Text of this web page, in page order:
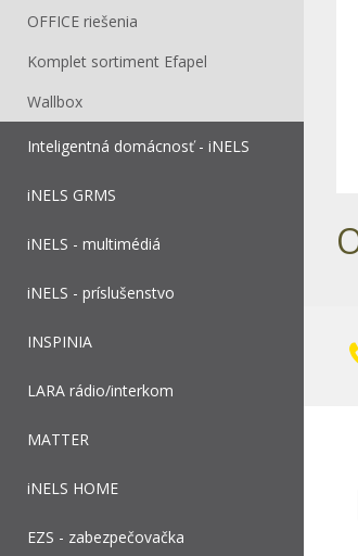
OFFICE riešenia
Komplet sortiment Efapel
Wallbox
Inteligentná domácnosť - iNELS
iNELS GRMS
iNELS - multimédiá
iNELS - príslušenstvo
INSPINIA
LARA rádio/interkom
MATTER
iNELS HOME
EZS - zabezpečovačka